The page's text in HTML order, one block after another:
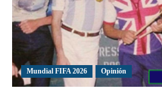
Mundial FIFA 2026 Opinión